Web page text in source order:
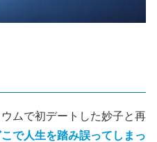
ムで初デートした妙子と再
で人生を踏み誤ってしまっ